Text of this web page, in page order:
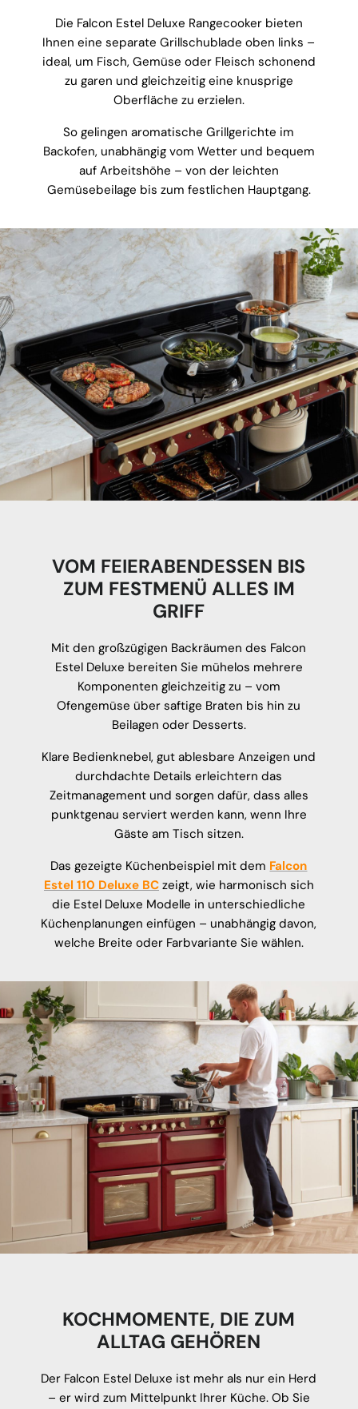
Die Falcon Estel Deluxe Rangecooker bieten
Ihnen eine separate Grillschublade oben links –
ideal, um Fisch, Gemüse oder Fleisch schonend
zu garen und gleichzeitig eine knusprige
Oberfläche zu erzielen.
So gelingen aromatische Grillgerichte im
Backofen, unabhängig vom Wetter und bequem
auf Arbeitshöhe – von der leichten
Gemüsebeilage bis zum festlichen Hauptgang.
VOM FEIERABENDESSEN BIS
ZUM FESTMENÜ ALLES IM
GRIFF
Mit den großzügigen Backräumen des Falcon
Estel Deluxe bereiten Sie mühelos mehrere
Komponenten gleichzeitig zu – vom
Ofengemüse über saftige Braten bis hin zu
Beilagen oder Desserts.
Klare Bedienknebel, gut ablesbare Anzeigen und
durchdachte Details erleichtern das
Zeitmanagement und sorgen dafür, dass alles
punktgenau serviert werden kann, wenn Ihre
Gäste am Tisch sitzen.
Das gezeigte Küchenbeispiel mit dem Falcon
Estel 110 Deluxe BCzeigt, wie harmonisch sich
die Estel Deluxe Modelle in unterschiedliche
Küchenplanungen einfügen – unabhängig davon,
welche Breite oder Farbvariante Sie wählen.
KOCHMOMENTE, DIE ZUM
ALLTAG GEHÖREN
Der Falcon Estel Deluxe ist mehr als nur ein Herd
– er wird zum Mittelpunkt Ihrer Küche. Ob Sie